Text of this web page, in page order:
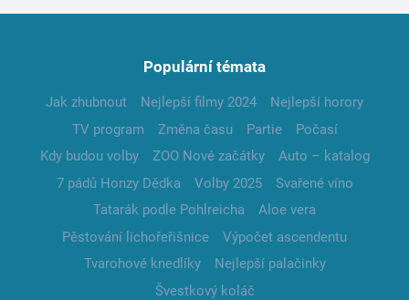
Populární témata
Jak zhubnout Nejlepší filmy 2024
Nejlepší horory
TV program
Změna času Partie
Počasí
Kdy budou volby
ZOO Nové začátky
Auto – katalog
7 pádů Honzy Dědka
Volby 2025
Svařené víno
Tatarák podle Pohlreicha
Aloe vera
Pěstování lichořeřišnice
Výpočet ascendentu
Tvarohové knedlíky
Nejlepší palačinky
Švestkový koláč